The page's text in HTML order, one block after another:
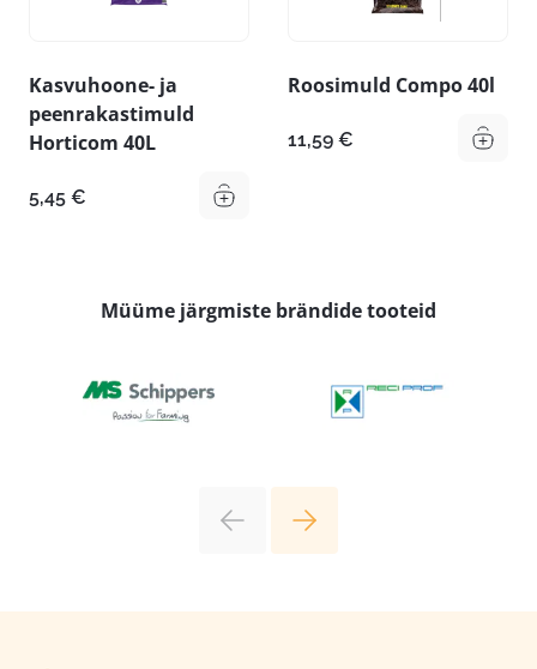
Kasvuhoone- ja
peenrakastimuld
Horticom 40L
5,45 €
Roosimuld Compo 40l
11,59 €
Müüme järgmiste brändide tooteid